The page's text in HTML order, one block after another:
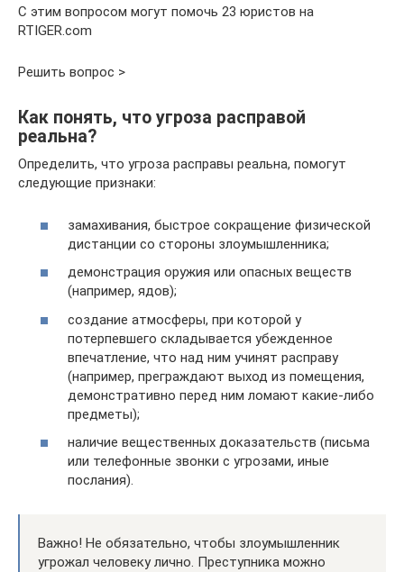
С этим вопросом могут помочь 23 юристов на
RTIGER.com
Решить вопрос >
Как понять, что угроза расправой
реальна?
Определить, что угроза расправы реальна, помогут
следующие признаки:
замахивания, быстрое сокращение физической
дистанции со стороны злоумышленника;
демонстрация оружия или опасных веществ
(например, ядов);
создание атмосферы, при которой у
потерпевшего складывается убежденное
впечатление, что над ним учинят расправу
(например, преграждают выход из помещения,
демонстративно перед ним ломают какие-либо
предметы);
наличие вещественных доказательств (письма
или телефонные звонки с угрозами, иные
послания).
Важно! Не обязательно, чтобы злоумышленник
угрожал человеку лично. Преступника можно